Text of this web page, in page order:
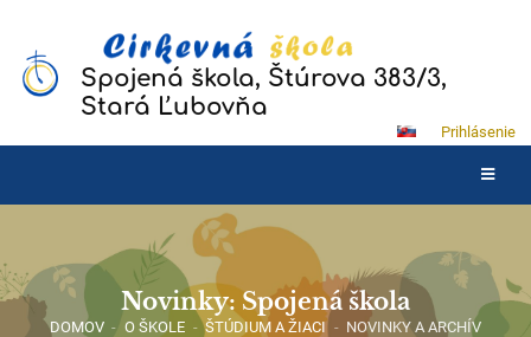
Spojená škola, Štúrova 383/3,
Stará Ľubovňa
Prihlásenie
Novinky: Spojená škola
DOMOV - O ŠKOLE - ŠTÚDIUM A ŽIACI - NOVINKY A ARCHÍV